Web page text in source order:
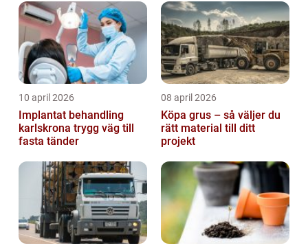
10 april 2026
Implantat behandling
karlskrona trygg väg till
fasta tänder
08 april 2026
Köpa grus – så väljer du
rätt material till ditt
projekt